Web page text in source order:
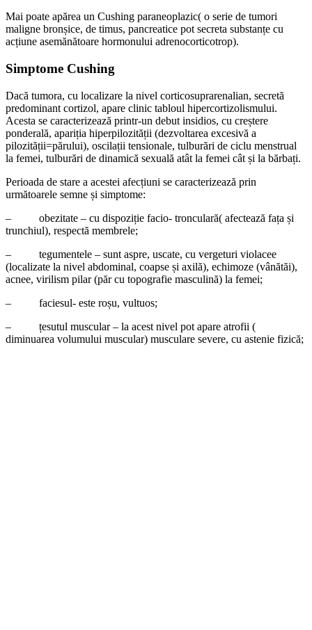
Mai poate apărea un Cushing paraneoplazic( o serie de tumori
maligne bronșice, de timus, pancreatice pot secreta substanțe cu
acțiune asemănătoare hormonului adrenocorticotrop).
Simptome Cushing
Dacă tumora, cu localizare la nivel corticosuprarenalian, secretă
predominant cortizol, apare clinic tabloul hipercortizolismului.
Acesta se caracterizează printr-un debut insidios, cu creștere
ponderală, apariția hiperpilozității (dezvoltarea excesivă a
pilozității=părului), oscilații tensionale, tulburări de ciclu menstrual
la femei, tulburări de dinamică sexuală atât la femei cât și la bărbați.
Perioada de stare a acestei afecțiuni se caracterizează prin
următoarele semne și simptome:
– obezitate – cu dispoziție facio- tronculară( afectează fața și
trunchiul), respectă membrele;
– tegumentele – sunt aspre, uscate, cu vergeturi violacee
(localizate la nivel abdominal, coapse și axilă), echimoze (vânătăi),
acnee, virilism pilar (păr cu topografie masculină) la femei;
– faciesul- este roșu, vultuos;
– țesutul muscular – la acest nivel pot apare atrofii (
diminuarea volumului muscular) musculare severe, cu astenie fizică;